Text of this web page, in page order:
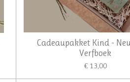
Cadeaupakket Kind -
Verfboek
€ 13,00